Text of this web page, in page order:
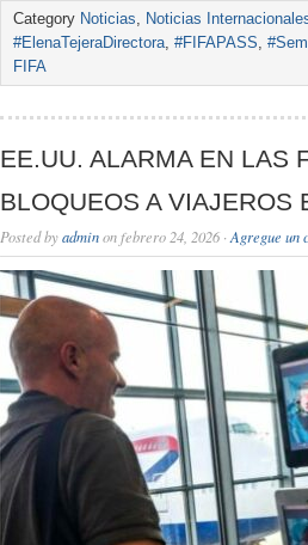
Category Noticias, Noticias
#ElenaTejeraDirectora, #FIFAPASS,
FIFA
EE.UU. ALARMA EN LAS
BLOQUEOS A VIAJEROS
Posted byadminon febrero 24, 2026 · Agregue un